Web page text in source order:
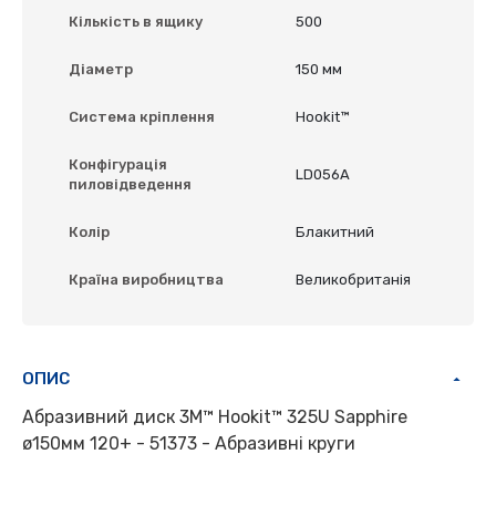
Кількість в ящику 500
Діаметр 150 мм
Система кріплення Hookit™
Конфігурація
пиловідведення
LD056A
Колір Блакитний
Країна виробництва Великобританія
ОПИС
Абразивний диск 3M™ Hookit™ 325U Sapphire
ø150мм 120+ - 51373 - Абразивні круги